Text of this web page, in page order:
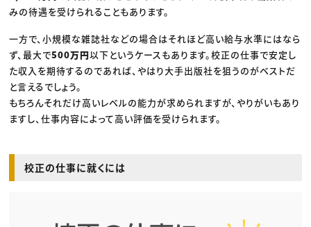
みの待遇を受けられることもあります。
一方で、小規模な雑誌社などの場合はそれほど高い給与水準にはなら
ず、最大で500万円以下というケースもあります。校正の仕事で安定し
た収入を期待するのであれば、やはり大手出版社を狙うのがベストだ
と言えるでしょう。
もちろんそれだけ高いレベルの能力が求められますが、やりがいもあり
ますし、仕事内容によって高い評価を受けられます。
校正の仕事に就くには